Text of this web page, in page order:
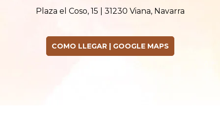
Plaza el Coso, 15 | 31230 Viana, Navarra
COMO LLEGAR | GOOGLE MAPS